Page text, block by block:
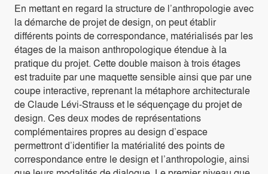
En mettant en regard la structure de l’anthropologie avec
la démarche de projet de design, on peut établir
différents points de correspondance, matérialisés par les
étages de la maison anthropologique étendue à la
pratique du projet. Cette double maison à trois étages
est traduite par une maquette sensible ainsi que par une
coupe interactive, reprenant la métaphore architecturale
de Claude Lévi-Strauss et le séquençage du projet de
design. Ces deux modes de représentations
complémentaires propres au design d’espace
permettront d’identifier la matérialité des points de
correspondance entre le design et l’anthropologie, ainsi